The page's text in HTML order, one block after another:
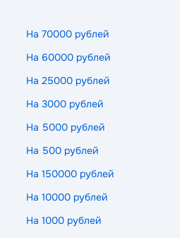
На 70000 рублей
На 60000 рублей
На 25000 рублей
На 3000 рублей
На 5000 рублей
На 500 рублей
На 150000 рублей
На 10000 рублей
На 1000 рублей